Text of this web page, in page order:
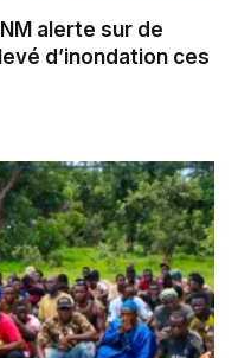
alerte sur de
d’inondation ces